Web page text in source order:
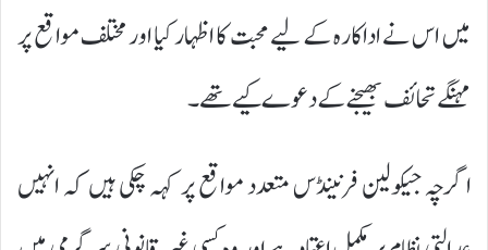
میں اس نے اداکارہ کے لیے محبت کا اظہار کیا اور مختلف مواقع پر
مہنگے تحائف بھیجنے کے دعوے کیے تھے۔
اگرچہ جیکولین فرنینڈس متعدد مواقع پر کہہ چکی ہیں کہ انہیں